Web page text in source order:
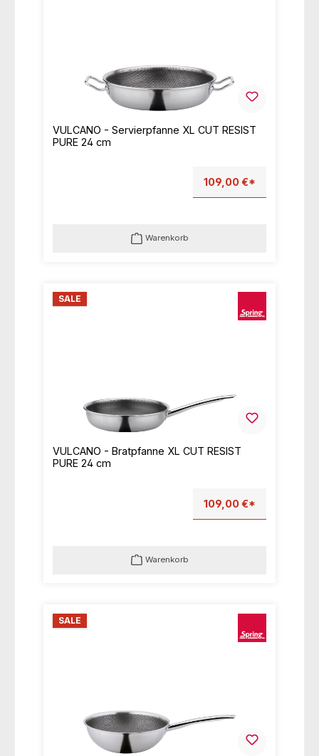
VULCANO - Servierpfanne XL CUT RESIST
PURE 24 cm
109,00 €*
Warenkorb
SALE
VULCANO - Bratpfanne XL CUT RESIST
PURE 24 cm
109,00 €*
Warenkorb
SALE